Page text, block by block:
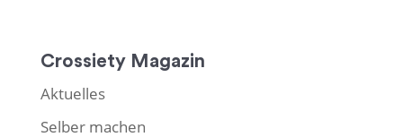
Crossiety Magazin
Aktuelles
Selber machen